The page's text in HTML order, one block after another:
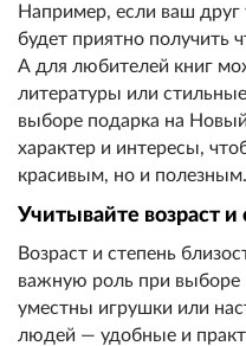
Например, если ваш друг
будет приятно получить
А для любителей книг
литературы или
выборе подарка на
характер и интересы,
красивым, но и полезным.
Учитывайте возраст
Возраст и степень
важную роль при выборе
уместны игрушки или
людей — удобные и